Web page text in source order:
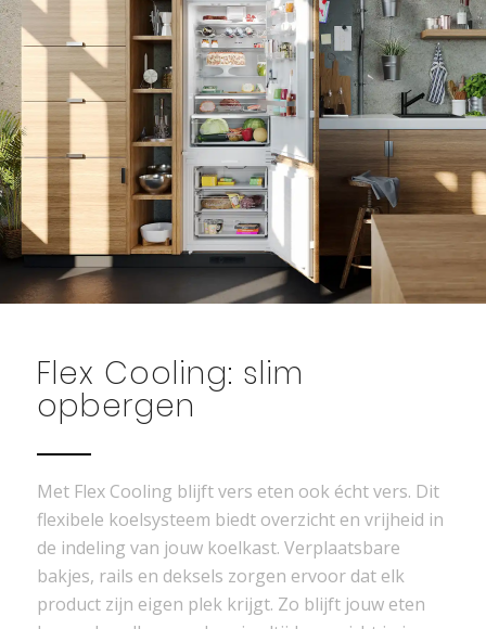
Flex Cooling: slim
opbergen
Met Flex Cooling blijft vers eten ook écht vers. Dit
flexibele koelsysteem biedt overzicht en vrijheid in
de indeling van jouw koelkast. Verplaatsbare
bakjes, rails en deksels zorgen ervoor dat elk
product zijn eigen plek krijgt. Zo blijft jouw eten